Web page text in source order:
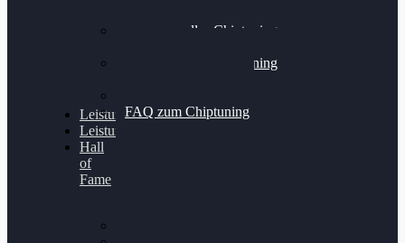
Professionelles Chiptuning
Professionelles Chiptuning
FAQ zum Chiptuning
Leistungsmessung
Leistungsprüfstand
Hall
of
Fame